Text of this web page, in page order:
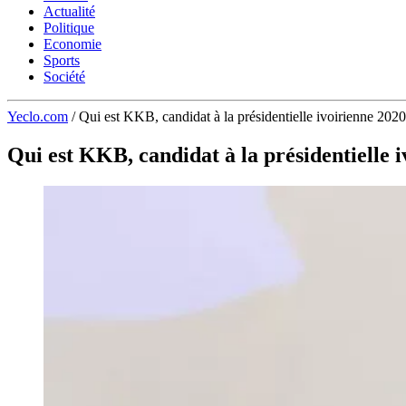
Actualité
Politique
Economie
Sports
Société
Yeclo.com / Qui est KKB, candidat à la présidentielle ivoirienne
Qui est KKB, candidat à la présidentielle